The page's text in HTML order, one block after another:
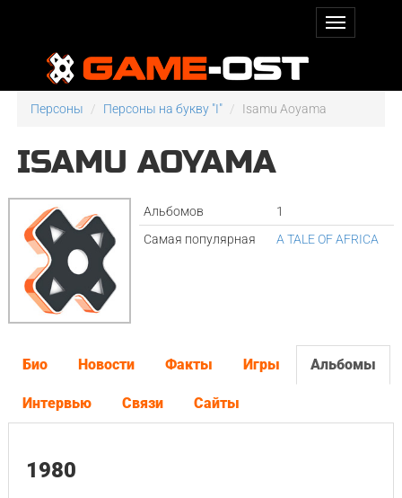
Персоны Персоны на букву "I" Isamu Aoyama
ISAMU AOYAMA
Альбомов
1
Самая популярная
A TALE OF AFRICA
Био Новости Факты Игры Альбомы
Интервью Связи Сайты
1980